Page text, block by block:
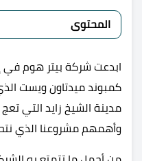
المحتوى
ابدعت شركة بيتر هوم في
كمبوند ميدتاون ويست
مدينة الشيخ زايد التي
وأهمهم مشروعنا الذي